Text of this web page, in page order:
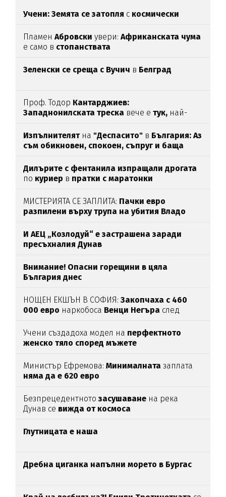
Учени: Земята се затопля с космически
ПламенАбровски увери:Африканската чума
е само в стопанствата
Зеленски се среща с Вучич в Белград
Проф. Тодор Кантарджиев:
Западнонилската треска вече етук, най-
Изпълнителятна "Деспасито" в България: Аз
съм обикновен, спокоен, съпруг и баща
Дилърите с фентанила изпращали дрогата
по куриер в пратки с маратонки
МИСТЕРИЯТА СЕ ЗАПЛИТА: Пачки евро
разпилени върху трупа на убития Владо
И АЕЦ „Козлодуй“ е застрашена заради
пресъхналия Дунав
Внимание! Опасни горещини в цяла
България днес
НОЩЕН ЕКШЪН В СОФИЯ:Закопчаха с 460
000 евро наркобоса Венци Негъра след
Учени създадоха модел на перфектното
женско тяло според мъжете
Министър Ефремова:Минималната заплата
няма да е 620 евро
Безпрецедентнотозасушаване на река
Дунав се вижда от космоса
Глутницата е наша
Дребна циганка напълни морето в Бургас